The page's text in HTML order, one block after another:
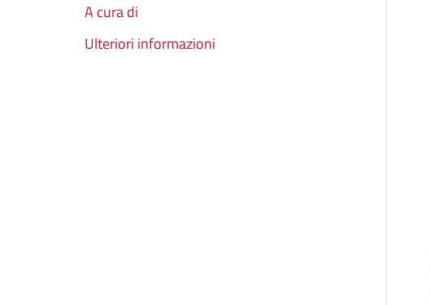
A cura di
Ulteriori informazioni